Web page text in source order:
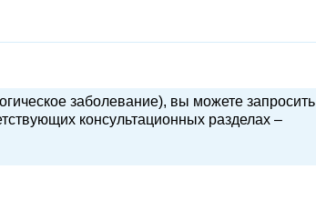
заболевание), вы можете запросить
консультационных разделах –